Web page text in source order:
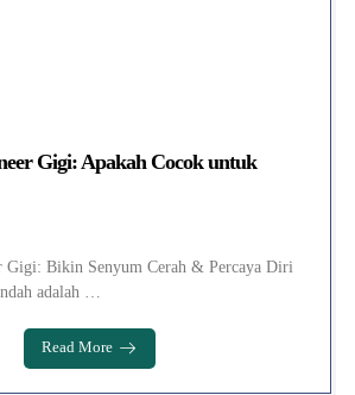
Gigi: Apakah Cocok untuk
Gigi: Bikin Senyum Cerah & Percaya Diri
adalah …
Read More